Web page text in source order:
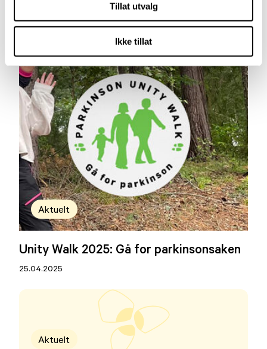
Tillat utvalg
Ikke tillat
Aktuelt
Unity Walk 2025: Gå for parkinsonsaken
25.04.2025
Aktuelt